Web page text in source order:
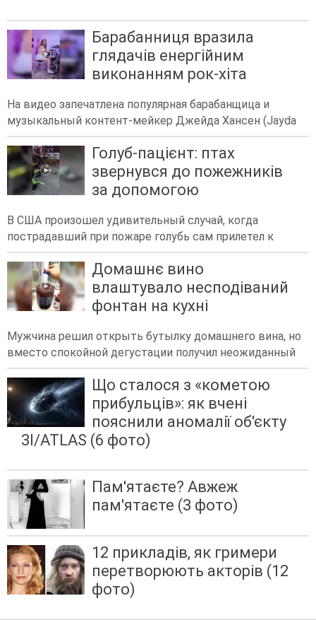
Барабанниця вразила
глядачів енергійним
виконанням рок-хіта
На видео запечатлена популярная барабанщица и
музыкальный контент-мейкер Джейда Хансен (Jayda
Голуб-пацієнт: птах
звернувся до пожежників
за допомогою
В США произошел удивительный случай, когда
пострадавший при пожаре голубь сам прилетел к
Домашнє вино
влаштувало несподіваний
фонтан на кухні
Мужчина решил открыть бутылку домашнего вина, но
вместо спокойной дегустации получил неожиданный
Що сталося з «кометою
прибульців»: як вчені
пояснили аномалії об'єкту
3I/ATLAS (6 фото)
Пам'ятаєте? Авжеж
пам'ятаєте (3 фото)
12 прикладів, як гримери
перетворюють акторів (12
фото)